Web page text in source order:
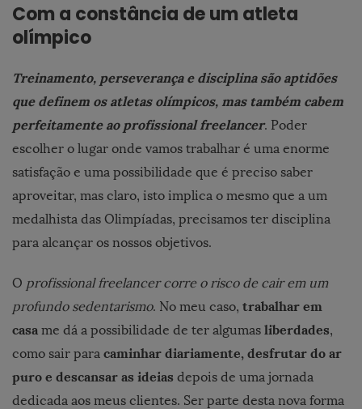
Com a constância de um atleta
olímpico
Treinamento, perseverança e disciplina são aptidões
que definem os atletas olímpicos, mas também cabem
perfeitamente ao profissional freelancer. Poder
escolher o lugar onde vamos trabalhar é uma enorme
satisfação e uma possibilidade que é preciso saber
aproveitar, mas claro, isto implica o mesmo que a um
medalhista das Olimpíadas, precisamos ter disciplina
para alcançar os nossos objetivos.
O profissional freelancer corre o risco de cair em um
profundo sedentarismo. No meu caso, trabalhar em
casa me dá a possibilidade de ter algumas liberdades,
como sair para caminhar diariamente, desfrutar do ar
puro e descansar as ideias depois de uma jornada
dedicada aos meus clientes. Ser parte desta nova forma